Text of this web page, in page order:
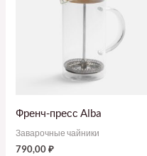
Френч-пресс Alba
Заварочные чайники
790,00₽